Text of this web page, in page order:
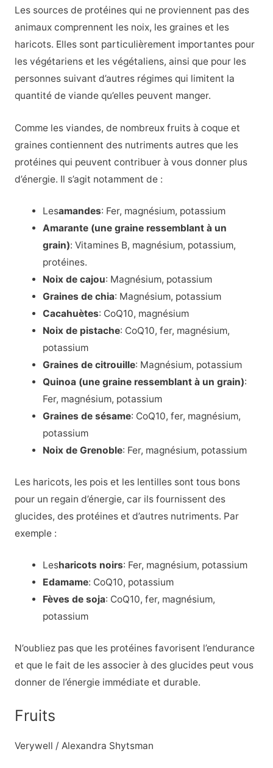
Les sources de protéines qui ne proviennent pas des
animaux comprennent les noix, les graines et les
haricots. Elles sont particulièrement importantes pour
les végétariens et les végétaliens, ainsi que pour les
personnes suivant d’autres régimes qui limitent la
quantité de viande qu’elles peuvent manger.
Comme les viandes, de nombreux fruits à coque et
graines contiennent des nutriments autres que les
protéines qui peuvent contribuer à vous donner plus
d’énergie. Il s’agit notamment de :
Lesamandes: Fer, magnésium, potassium
Amarante (une graine ressemblant à un
grain): Vitamines B, magnésium, potassium,
protéines.
Noix de cajou: Magnésium, potassium
Graines de chia: Magnésium, potassium
Cacahuètes: CoQ10, magnésium
Noix de pistache: CoQ10, fer, magnésium,
potassium
Graines de citrouille: Magnésium, potassium
Quinoa (une graine ressemblant à un grain):
Fer, magnésium, potassium
Graines de sésame: CoQ10, fer, magnésium,
potassium
Noix de Grenoble: Fer, magnésium, potassium
Les haricots, les pois et les lentilles sont tous bons
pour un regain d’énergie, car ils fournissent des
glucides, des protéines et d’autres nutriments. Par
exemple :
Lesharicots noirs: Fer, magnésium, potassium
Edamame: CoQ10, potassium
Fèves de soja: CoQ10, fer, magnésium,
potassium
N’oubliez pas que les protéines favorisent l’endurance
et que le fait de les associer à des glucides peut vous
donner de l’énergie immédiate et durable.
Fruits
Verywell / Alexandra Shytsman